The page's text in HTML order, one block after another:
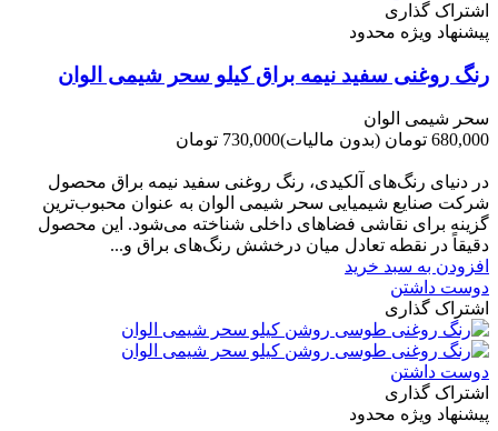
اشتراک گذاری
پیشنهاد ویژه محدود
رنگ روغنی سفید نیمه براق کیلو سحر شیمی الوان
سحر شیمی الوان
680,000 تومان
(بدون مالیات)730,000 تومان
در دنیای رنگ‌های آلکیدی، رنگ روغنی سفید نیمه براق محصول
شرکت صنایع شیمیایی سحر شیمی الوان به عنوان محبوب‌ترین
گزینه برای نقاشی فضاهای داخلی شناخته می‌شود. این محصول
دقیقاً در نقطه تعادل میان درخشش رنگ‌های براق و...
افزودن به سبد خرید
دوست داشتن
اشتراک گذاری
دوست داشتن
اشتراک گذاری
پیشنهاد ویژه محدود